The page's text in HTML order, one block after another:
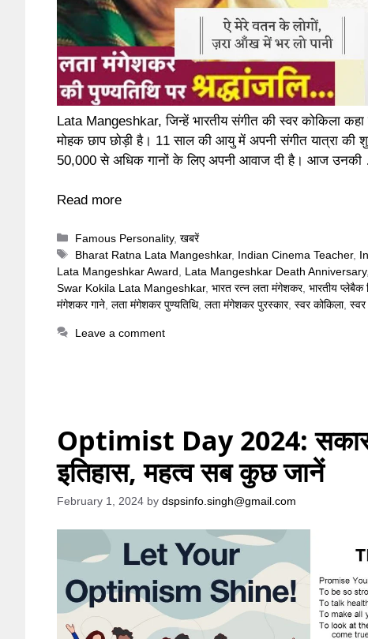
Lata Mangeshkar, जिन्हें भारतीय संगीत की स्वर कोकिला
मोहक छाप छोड़ी है। 11 साल की आयु में अपनी संगीत यात्रा
50,000 से अधिक गानों के लिए अपनी आवाज दी है। आज
Read more
Categories
Famous Personality,खबरें
Tags
Bharat Ratna Lata Mangeshkar, Indian Cinema Teacher,
Lata Mangeshkar Award
Lata Mangeshkar Death Anniversary,
Swar Kokila Lata Mangeshkar, भारत रत्न लता मंगेशकर, भारतीय प्लेबैक
मंगेशकर गाने लता मंगेशकर पुण्यतिथि, लता मंगेशकर पुरस्कार, स्वर कोकिला,
Leave a comment
Optimist Day 2024:
इतिहास, महत्व सब कुछ जानें
February 1, 2024 by dspsinfo.singh@gmail.com